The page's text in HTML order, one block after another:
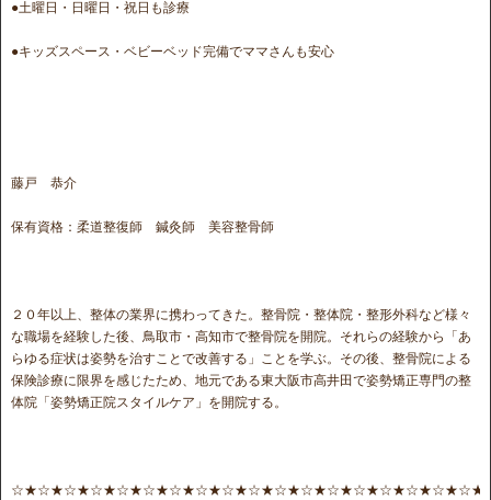
●土曜日・日曜日・祝日も診療
●キッズスペース・ベビーベッド完備でママさんも安心
藤戸 恭介
保有資格：柔道整復師 鍼灸師 美容整骨師
２０年以上、整体の業界に携わってきた。整骨院・整体院・整形外科など様々
な職場を経験した後、鳥取市・高知市で整骨院を開院。それらの経験から「あ
らゆる症状は姿勢を治すことで改善する」ことを学ぶ。その後、整骨院による
保険診療に限界を感じたため、地元である東大阪市高井田で姿勢矯正専門の整
体院「姿勢矯正院スタイルケア」を開院する。